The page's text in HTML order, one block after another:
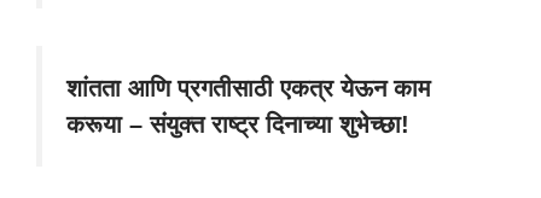
शांतता आणि प्रगतीसाठी एकत्र येऊन काम
करूया – संयुक्त राष्ट्र दिनाच्या शुभेच्छा!